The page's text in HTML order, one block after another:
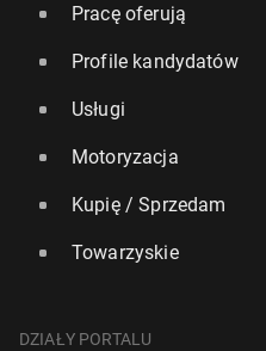
Pracę oferują
Profile kandydatów
Usługi
Motoryzacja
Kupię / Sprzedam
Towarzyskie
DZIAŁY PORTALU